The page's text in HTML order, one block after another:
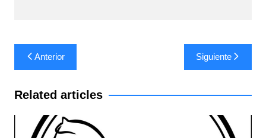
Navegación
de
entradas
Anterior Siguiente
Related articles